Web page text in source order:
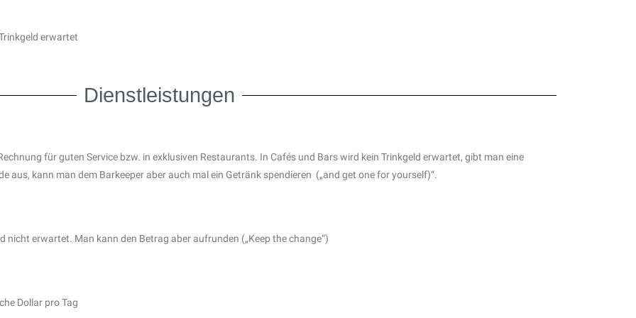
erwartet
Dienstleistungen
für guten Service bzw. in exklusiven Restaurants. In Cafés und Bars wird kein Trinkgeld erwartet, gibt man eine
aus, kann man dem Barkeeper aber auch mal ein Getränk spendieren („and get one for yourself)“.
nicht erwartet. Man kann den Betrag aber aufrunden („Keep the change“)
Dollar pro Tag